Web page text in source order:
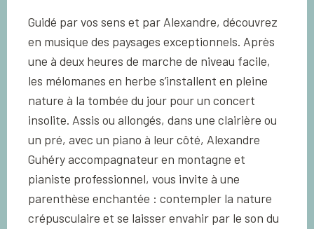
Guidé par vos sens et par Alexandre, découvrez
en musique des paysages exceptionnels. Après
une à deux heures de marche de niveau facile,
les mélomanes en herbe s’installent en pleine
nature à la tombée du jour pour un concert
insolite. Assis ou allongés, dans une clairière ou
un pré, avec un piano à leur côté, Alexandre
Guhéry accompagnateur en montagne et
pianiste professionnel, vous invite à une
parenthèse enchantée : contempler la nature
crépusculaire et se laisser envahir par le son du